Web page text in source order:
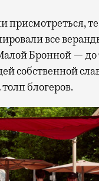
присмотреться,
все
Бронной — до
собственной
блогеров.